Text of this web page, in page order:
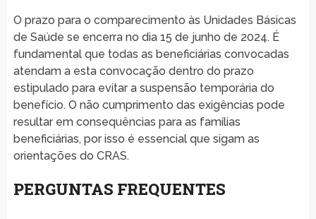
O prazo para o comparecimento às Unidades Básicas
de Saúde se encerra no dia 15 de junho de 2024. É
fundamental que todas as beneficiárias convocadas
atendam a esta convocação dentro do prazo
estipulado para evitar a suspensão temporária do
benefício. O não cumprimento das exigências pode
resultar em consequências para as famílias
beneficiárias, por isso é essencial que sigam as
orientações do CRAS.
PERGUNTAS FREQUENTES